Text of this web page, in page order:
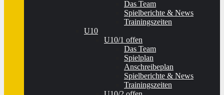
Das Team
Spielberichte & News
Trainingszeiten
U10
U10/1 offen
Das Team
Spielplan
Anschreibeplan
Spielberichte & News
Trainingszeiten